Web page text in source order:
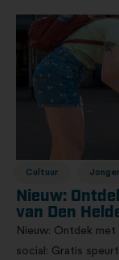
Cultuur
Nieuw:
van Den
Nieuw: Ontdek
social: Gratis